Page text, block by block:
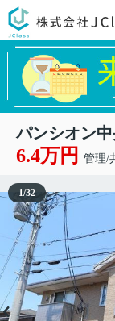
パンシオン
6.4万円 管理/
1/32